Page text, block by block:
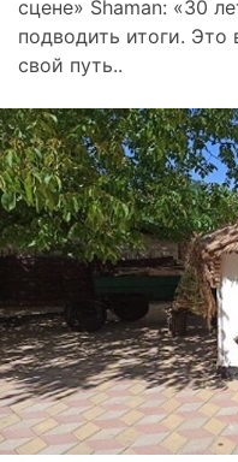
сцене» Shaman: «30
подводить итоги. Это
свой путь..